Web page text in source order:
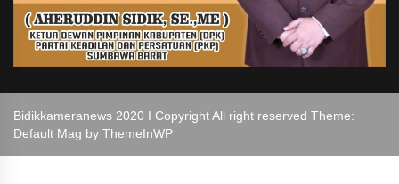
Bidikkameranews 2020 I Copyright All right reserved Theme:
Default Mag by ThemeInWP